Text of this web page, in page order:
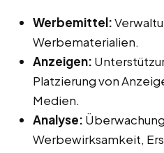
Werbemittel:
Werbematerialien.
Anzeigen:
Platzierung von
Medien.
Analyse:
Werbewirksamkeit,